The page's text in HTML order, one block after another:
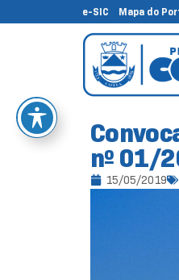
e-SIC Mapa do
nº 01/
15/05/2019